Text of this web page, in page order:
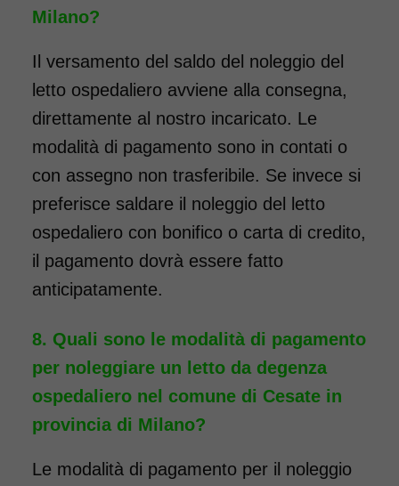
Milano?
Il versamento del saldo del noleggio del
letto ospedaliero avviene alla consegna,
direttamente al nostro incaricato. Le
modalità di pagamento sono in contati o
con assegno non trasferibile. Se invece si
preferisce saldare il noleggio del letto
ospedaliero con bonifico o carta di credito,
il pagamento dovrà essere fatto
anticipatamente.
Quali sono le modalità di pagamento
per noleggiare un letto da degenza
ospedaliero nel comune di Cesate in
provincia di Milano?
Le modalità di pagamento per il noleggio